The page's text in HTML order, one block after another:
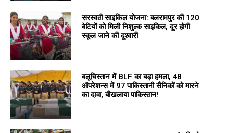
सरस्वती साइकिल योजना: बलरामपुर की 120
बेटियों को मिली निशुल्क साइकिल, दूर होगी
स्कूल जाने की दुश्वारी
बलूचिस्तान में BLF का बड़ा हमला, 48
ऑपरेशन्स में 97 पाकिस्तानी सैनिकों को मारने
का दावा, बौखलाया पाकिस्तान!